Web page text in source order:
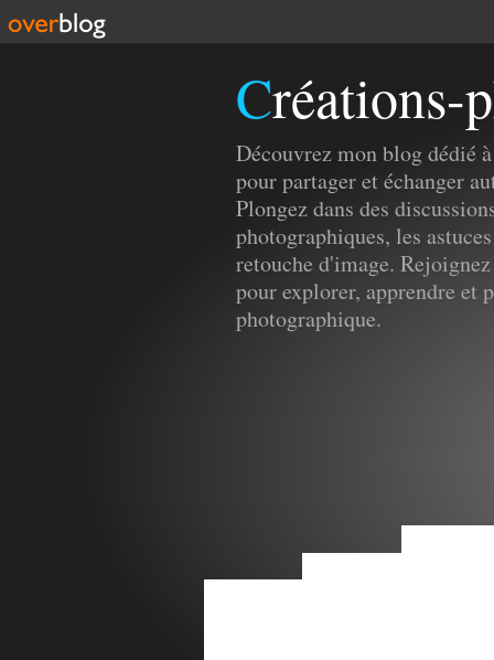
Découvrez mon blog dédié
pour partager et échanger
Plongez dans des
photographiques, les
retouche d'image.
pour explorer, apprendre et
photographique.